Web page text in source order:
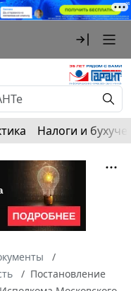
Налоги и
Постановление